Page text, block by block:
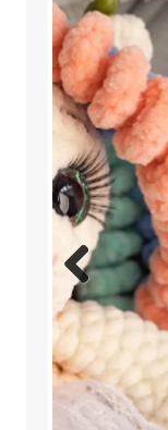
Previ
ous